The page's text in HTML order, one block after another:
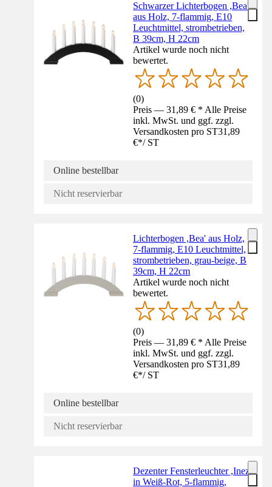
Schwarzer Lichterbogen ,Bea'
aus Holz, 7-flammig, E10
Leuchtmittel, strombetrieben,
B 39cm, H 22cm
Artikel wurde noch nicht
bewertet.
(0)
Preis — 31,89 € * Alle Preise
inkl. MwSt. und ggf. zzgl.
Versandkosten pro ST31,89
€*/ ST
Online bestellbar
Nicht reservierbar
Lichterbogen ,Bea' aus Holz,
7-flammig, E10 Leuchtmittel,
strombetrieben, grau-beige, B
39cm, H 22cm
Artikel wurde noch nicht
bewertet.
(0)
Preis — 31,89 € * Alle Preise
inkl. MwSt. und ggf. zzgl.
Versandkosten pro ST31,89
€*/ ST
Online bestellbar
Nicht reservierbar
Dezenter Fensterleuchter ,Inez'
in Weiß-Rot, 5-flammig,